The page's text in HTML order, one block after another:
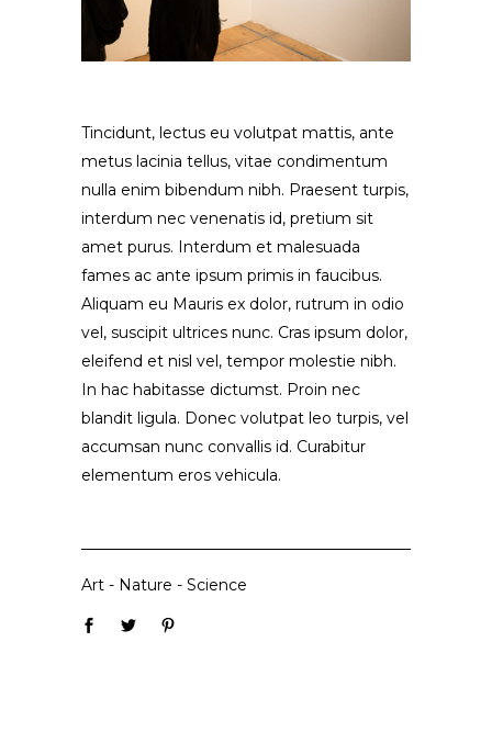
Tincidunt, lectus eu volutpat mattis, ante
metus lacinia tellus, vitae condimentum
nulla enim bibendum nibh. Praesent turpis,
interdum nec venenatis id, pretium sit
amet purus. Interdum et malesuada
fames ac ante ipsum primis in faucibus.
Aliquam eu Mauris ex dolor, rutrum in odio
vel, suscipit ultrices nunc. Cras ipsum dolor,
eleifend et nisl vel, tempor molestie nibh.
In hac habitasse dictumst. Proin nec
blandit ligula. Donec volutpat leo turpis, vel
accumsan nunc convallis id. Curabitur
elementum eros vehicula.
Art - Nature - Science